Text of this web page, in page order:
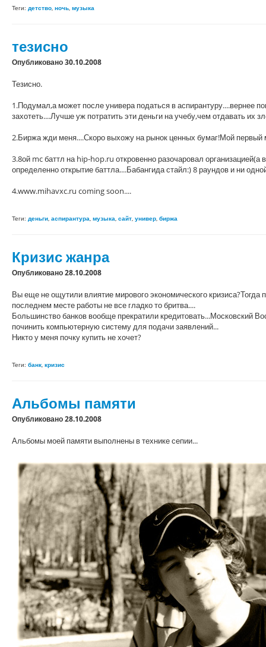
Теги: детство, ночь, музыка
тезисно
Опубликовано 30.10.2008
Тезисно.
1.Подумал,а может после универа податься в аспирантуру....вернее
захотеть....Лучше уж потратить эти деньги на учебу,чем отдавать их
2.Биржа жди меня....Скоро выхожу на рынок ценных бумаг!Мой
3.8ой mc баттл на hip-hop.ru откровенно разочаровал
определенно открытие баттла....Бабангида стайл:) 8 раундов и ни
4.www.mihavxc.ru coming soon....
Теги: деньги, аспирантура, музыка, сайт, универ, биржа
Кризис жанра
Опубликовано 28.10.2008
Вы еще не ощутили влиятие мирового экономического
последнем месте работы не все гладко то бритва....
Большинство банков вообще прекратили кредитовать...Московский
починить компьютерную систему для подачи заявлений...
Никто у меня почку купить не хочет?
Теги: банк, кризис
Альбомы памяти
Опубликовано 28.10.2008
Альбомы моей памяти выполнены в технике сепии...